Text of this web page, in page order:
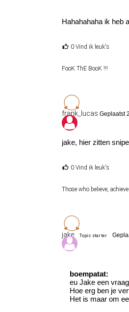
Hahahahaha ik heb
0 Vind ik leuk's
FooK ThE BooK !!!
frank_lucas Geplaatst
jake, hier zitten
0 Vind ik leuk's
Those who believe,
jake Topic starter
boempatat:
eu Jake een
Hoe erg ben je
Het is maar om